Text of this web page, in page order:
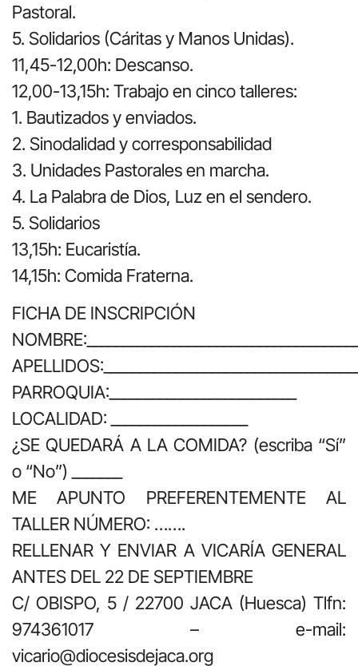
Pastoral.
5. Solidarios (Cáritas y Manos Unidas).
11,45-12,00h: Descanso.
12,00-13,15h: Trabajo en cinco talleres:
1. Bautizados y enviados.
2. Sinodalidad y corresponsabilidad
3. Unidades Pastorales en marcha.
4. La Palabra de Dios, Luz en el sendero.
5. Solidarios
13,15h: Eucaristía.
14,15h: Comida Fraterna.
FICHA DE INSCRIPCIÓN
PARROQUIA:__________________________
LOCALIDAD: ___________________
¿SE QUEDARÁ A LA COMIDA? (escriba “Sí”
o “No”) _______
ME APUNTO PREFERENTEMENTE AL
TALLER NÚMERO: …….
RELLENAR Y ENVIAR A VICARÍA GENERAL
ANTES DEL 22 DE SEPTIEMBRE
C/ OBISPO, 5 / 22700 JACA (Huesca) Tlfn:
974361017 – e-mail:
vicario@diocesisdejaca.org